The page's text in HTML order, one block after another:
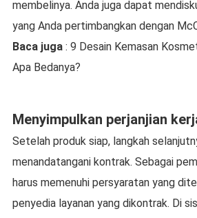
membelinya. Anda juga dapat
yang Anda pertimbangkan dengan
Baca juga: 9 Desain Kemasan
Apa Bedanya?
Menyimpulkan perjanjian
Setelah produk siap, langkah
menandatangani kontrak. Sebagai
harus memenuhi persyaratan yang
penyedia layanan yang dikontrak. Di